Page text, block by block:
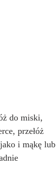
do miski,
przełóż
i mąkę lub